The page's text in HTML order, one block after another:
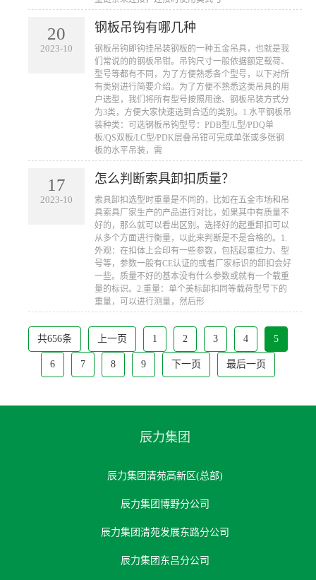
20
2023-10
钢板吊钩有哪几种
​钢板吊钩即钩挂吊装钢板的一种五金吊具，也就是我
们常说的的钢板吊钳。吊钩尺寸一般依据额定载荷、
型号等都有不同，为了方便熟悉各个型号，以下对所
有类别进行简要介绍。为了方便不熟悉这类吊具的用
户选型，我们将所有型号按照用途、钢板吊装方式分
为3类，方便大家快速选到合适的类别。1.水平钢板吊
装种类：可选钢板吊钩型号：PDB型/L型/PDQ单
板/QS双板/LC型/PDK层叠吊钳可完成单张或多张钢
板的水平吊装，需
17
2023-10
怎么判断索具卸扣质量？
​索具卸扣选型时重量是不同的，比如在五金市场和吊
具索具厂家生产的产品进行对比，如果其中有质量不
好的，那么就可以看出区别。选择好的起重卸扣可以
从多个方面进行衡量，以此来判断是不是合格的。1.
外观：在扣体上会印有一些参数，包括起重拉力、型
号等，参数一般有CE认证的或者厂家标识的卸扣会好
一些。质量不好的基本没有什么参数或就有一个载重
量的标识。2.重量：单个美标卸扣同等载荷型号下的
重量，可以进行测量，然后形
共656条 上一页 1 2 3 4 5
6 7 8 9 下一页 最后一页
辰力集团
辰力集团清苑高新区(总部)
辰力集团博野分公司
辰力集团清苑发展东路分公司
辰力集团东吕分公司